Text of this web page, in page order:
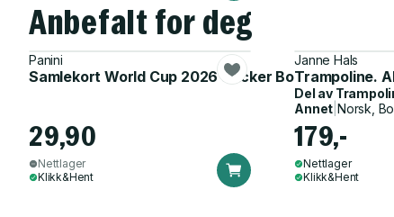
Anbefalt for deg
Panini
Samlekort World Cup 2026 Sticker Booster
29,90
Nettlager
Klikk&Hent
Janne Hals
Trampoline.
Del av
Annet Norsk,
179,-
Nettlager
Klikk&Hent